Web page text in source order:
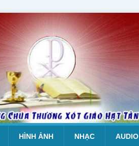
HÌNH ẢNH NHẠC AUDIO